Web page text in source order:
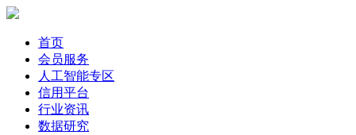
首页
会员服务
人工智能专区
信用平台
行业资讯
数据研究